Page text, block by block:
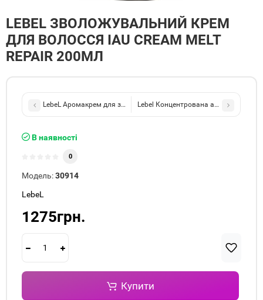
LEBEL ЗВОЛОЖУВАЛЬНИЙ КРЕМ
ДЛЯ ВОЛОССЯ IAU CREAM MELT
REPAIR 200МЛ
LebeL Аромакрем для зміцнення волосся IAU Cream Silky Repair
Lebel Концентрована аромамаска
В наявності
0
Модель:30914
LebeL
1275грн.
Купити